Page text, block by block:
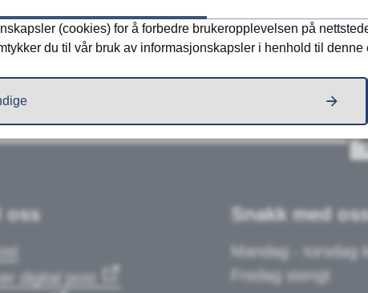
oss
digital post
Snakk med
Mandag - torsdag
Fredag stengt
(cookies) for å forbedre brukeropplevelsen på
du til vår bruk av informasjonskapsler i henhold til